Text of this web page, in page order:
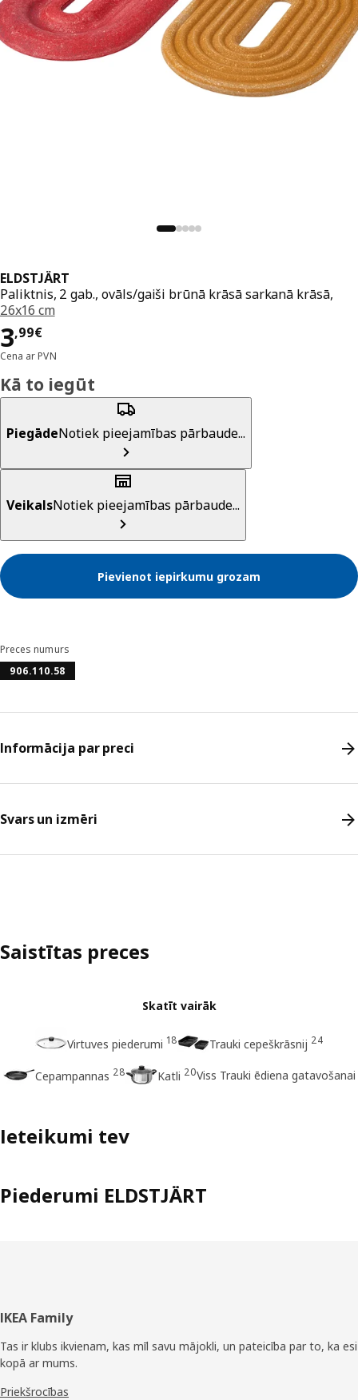
ELDSTJÄRT
Paliktnis, 2 gab., ovāls/gaiši brūnā krāsā sarkanā krāsā,
26x16 cm
3,99€
Cena 3,99€
Cena ar PVN
Kā to iegūt
PiegādeNotiek pieejamības pārbaude...
VeikalsNotiek pieejamības pārbaude...
Pievienot iepirkumu grozam
Preces numurs
906.110.58
Informācija par preci
Svars un izmēri
Saistītas preces
Skatīt vairāk
Virtuves piederumi 18 Trauki cepeškrāsnij 24
Cepampannas 28 Katli 20Viss Trauki ēdiena gatavošanai
Ieteikumi tev
Piederumi ELDSTJÄRT
Kājene
IKEA Family
Tas ir klubs ikvienam, kas mīl savu mājokli, un pateicība par to, ka esi
kopā ar mums.
Priekšrocības